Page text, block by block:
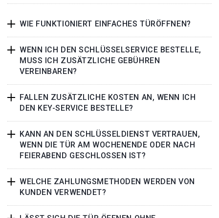
WIE FUNKTIONIERT EINFACHES TÜRÖFFNEN?
WENN ICH DEN SCHLÜSSELSERVICE BESTELLE,
MUSS ICH ZUSÄTZLICHE GEBÜHREN
VEREINBAREN?
FALLEN ZUSÄTZLICHE KOSTEN AN, WENN ICH
DEN KEY-SERVICE BESTELLE?
KANN AN DEN SCHLÜSSELDIENST VERTRAUEN,
WENN DIE TÜR AM WOCHENENDE ODER NACH
FEIERABEND GESCHLOSSEN IST?
WELCHE ZAHLUNGSMETHODEN WERDEN VON
KUNDEN VERWENDET?